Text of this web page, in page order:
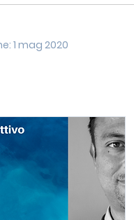
1 mag 2020